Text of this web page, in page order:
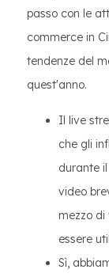
passo con le
commerce in
tendenze del
quest'anno.
Il live
che gli
durante
video
mezzo
essere
Sì,